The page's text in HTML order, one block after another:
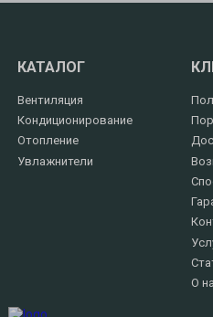
КАТАЛОГ
Вентиляция
Кондиционирование
Отопление
Увлажнители
О